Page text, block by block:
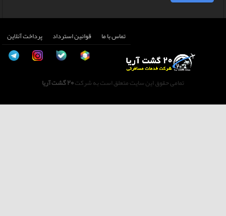
تماس با ما قوانین استرداد پرداخت آنلاین
تمامی حقوق این سایت متعلق است به شرکت20 گشت آریا